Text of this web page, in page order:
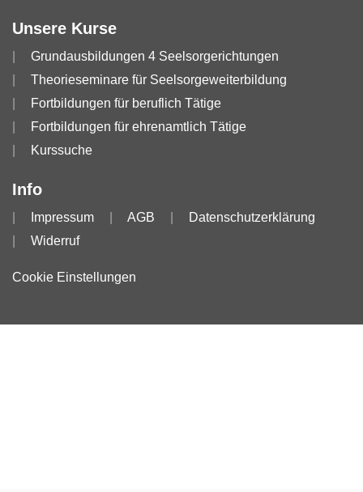
Unsere Kurse
Grundausbildungen 4 Seelsorgerichtungen
Theorieseminare für Seelsorgeweiterbildung
Fortbildungen für beruflich Tätige
Fortbildungen für ehrenamtlich Tätige
Kurssuche
Info
Impressum AGB
Datenschutzerklärung
Widerruf
Cookie Einstellungen